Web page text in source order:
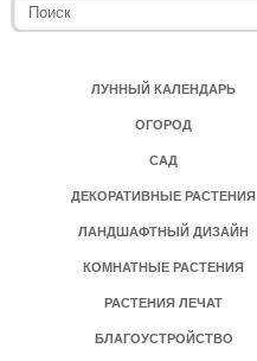
ЛУННЫЙ КАЛЕНДАРЬ
ОГОРОД
САД
ДЕКОРАТИВНЫЕ РАСТЕНИЯ
ЛАНДШАФТНЫЙ ДИЗАЙН
КОМНАТНЫЕ РАСТЕНИЯ
РАСТЕНИЯ ЛЕЧАТ
БЛАГОУСТРОЙСТВО